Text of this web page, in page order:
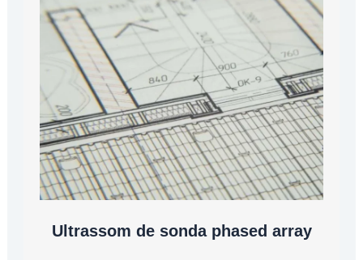
Ultrassom de sonda phased array